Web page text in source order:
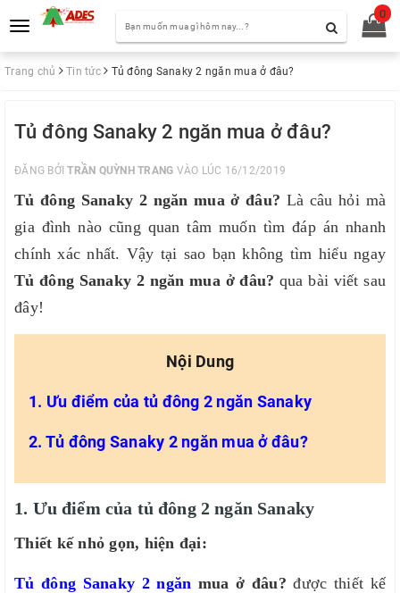
Toggle
navigation
0
Trang chủ Tin tức Tủ đông Sanaky 2 ngăn mua ở đâu?
Tủ đông Sanaky 2 ngăn mua ở đâu?
ĐĂNG BỞITRẦN QUỲNH TRANG VÀO LÚC 16/12/2019
Tủ đông Sanaky 2 ngăn mua ở đâu? Là câu hỏi mà
gia đình nào cũng quan tâm muốn tìm đáp án nhanh
chính xác nhất. Vậy tại sao bạn không tìm hiểu ngay
Tủ đông Sanaky 2 ngăn mua ở đâu? qua bài viết sau
đây!
Nội Dung
1. Ưu điểm của tủ đông 2 ngăn Sanaky
2. Tủ đông Sanaky 2 ngăn mua ở đâu?
1. Ưu điểm của tủ đông 2 ngăn Sanaky
Thiết kế nhỏ gọn, hiện đại:
Tủ đông Sanaky 2 ngăn mua ở đâu?được thiết kế